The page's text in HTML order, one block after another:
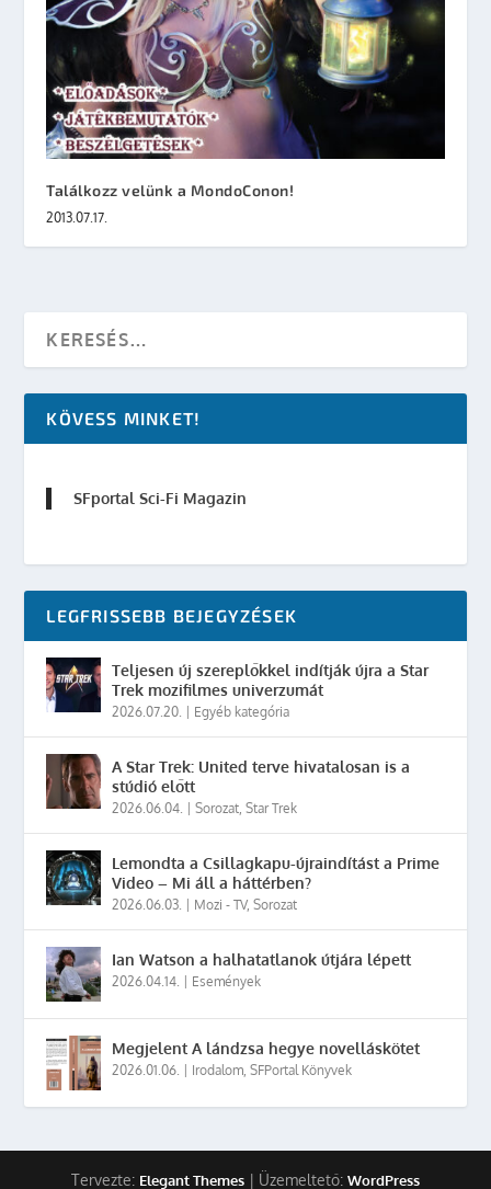
Találkozz velünk a MondoConon!
2013.07.17.
KÖVESS MINKET!
SFportal Sci-Fi Magazin
LEGFRISSEBB BEJEGYZÉSEK
Teljesen új szereplőkkel indítják újra a Star
Trek mozifilmes univerzumát
2026.07.20. Egyéb kategória
A Star Trek: United terve hivatalosan is a
stúdió előtt
2026.06.04. |Sorozat,Star Trek
Lemondta a Csillagkapu-újraindítást a Prime
Video – Mi áll a háttérben?
2026.06.03. Mozi - TV,Sorozat
Ian Watson a halhatatlanok útjára lépett
2026.04.14. Események
Megjelent A lándzsa hegye novelláskötet
2026.01.06. Irodalom,SFPortal Könyvek
Tervezte: Elegant Themes | Üzemeltető: WordPress